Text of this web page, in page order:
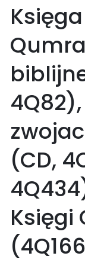
(CD,
Księgi